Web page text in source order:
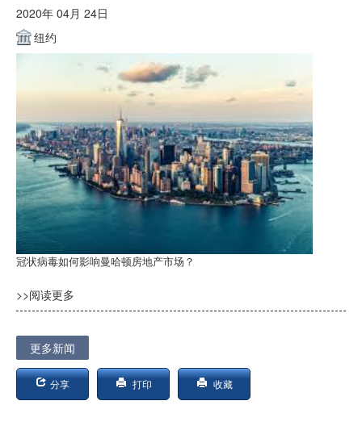
2020年 04月 24日
纽约
冠状病毒如何影响曼哈顿房地产市场？
>>阅读更多
更多新闻
分享 打印 收藏